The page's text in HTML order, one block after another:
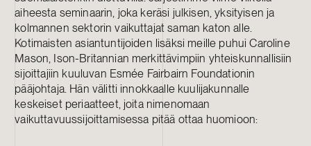
aiheesta seminaarin, joka keräsi julkisen, yksityisen ja
kolmannen sektorin vaikuttajat saman katon alle.
Kotimaisten asiantuntijoiden lisäksi meille puhui Caroline
Mason, Ison-Britannian merkittävimpiin yhteiskunnallisiin
sijoittajiin kuuluvan Esmée Fairbairn Foundationin
pääjohtaja. Hän välitti innokkaalle kuulijakunnalle
keskeiset periaatteet, joita nimenomaan
vaikuttavuussijoittamisessa pitää ottaa huomioon: